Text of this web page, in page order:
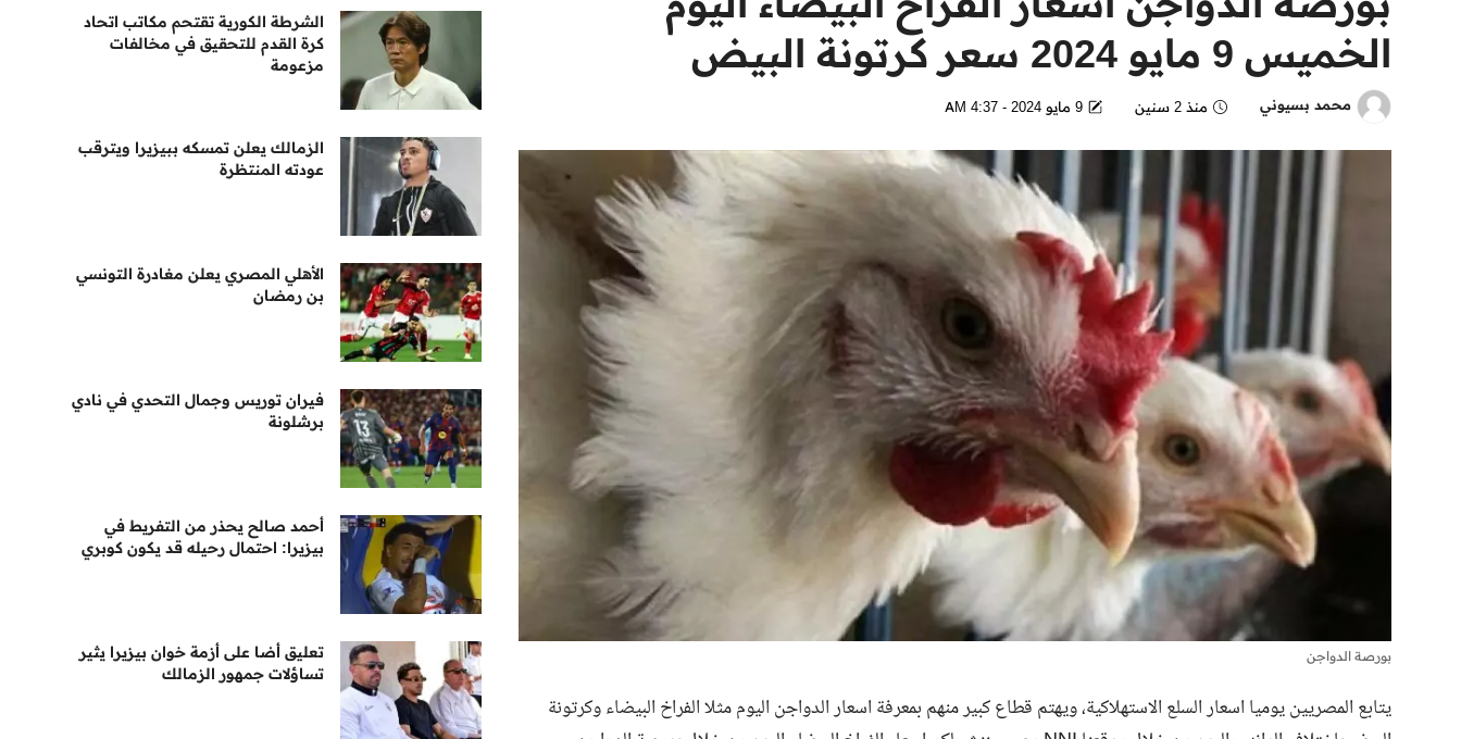
الخميس 9 مايو 2024 سعر كرتونة البيض
محمد بسيوني منذ 2 سنين 9 مايو 2024 - 4:37 AM
بورصة الدواجن
يتابع المصريين يوميا اسعار السلع الاستهلاكية، ويهتم قطاع كبير منهم بمعرفة اسعار الدواجن اليوم مثلا الفراخ البيضاء وكرتونة
الشرطة الكورية تقتحم مكاتب اتحاد
كرة القدم للتحقيق في مخالفات
مزعومة
الزمالك يعلن تمسكه ببيزيرا ويترقب
عودته المنتظرة
الأهلي المصري يعلن مغادرة التونسي
بن رمضان
فيران توريس وجمال التحدي في نادي
برشلونة
أحمد صالح يحذر من التفريط في
بيزيرا: احتمال رحيله قد يكون كوبري
تعليق أضا على أزمة خوان بيزيرا يثير
تساؤلات جمهور الزمالك